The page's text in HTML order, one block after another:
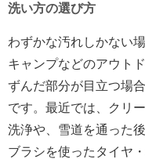
洗い方の選び方
わずかな汚れしかない
キャンプなどのアウト
ずんだ部分が目立つ場
です。最近では、クリ
洗浄や、雪道を通った
ブラシを使ったタイヤ